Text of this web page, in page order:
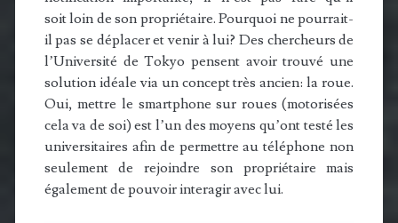
soit loin de son propriétaire. Pourquoi ne pourrait-
il pas se déplacer et venir à lui? Des chercheurs de
l’Université de Tokyo pensent avoir trouvé une
solution idéale via un concept très ancien: la roue.
Oui, mettre le smartphone sur roues (motorisées
cela va de soi) est l’un des moyens qu’ont testé les
universitaires afin de permettre au téléphone non
seulement de rejoindre son propriétaire mais
également de pouvoir interagir avec lui.